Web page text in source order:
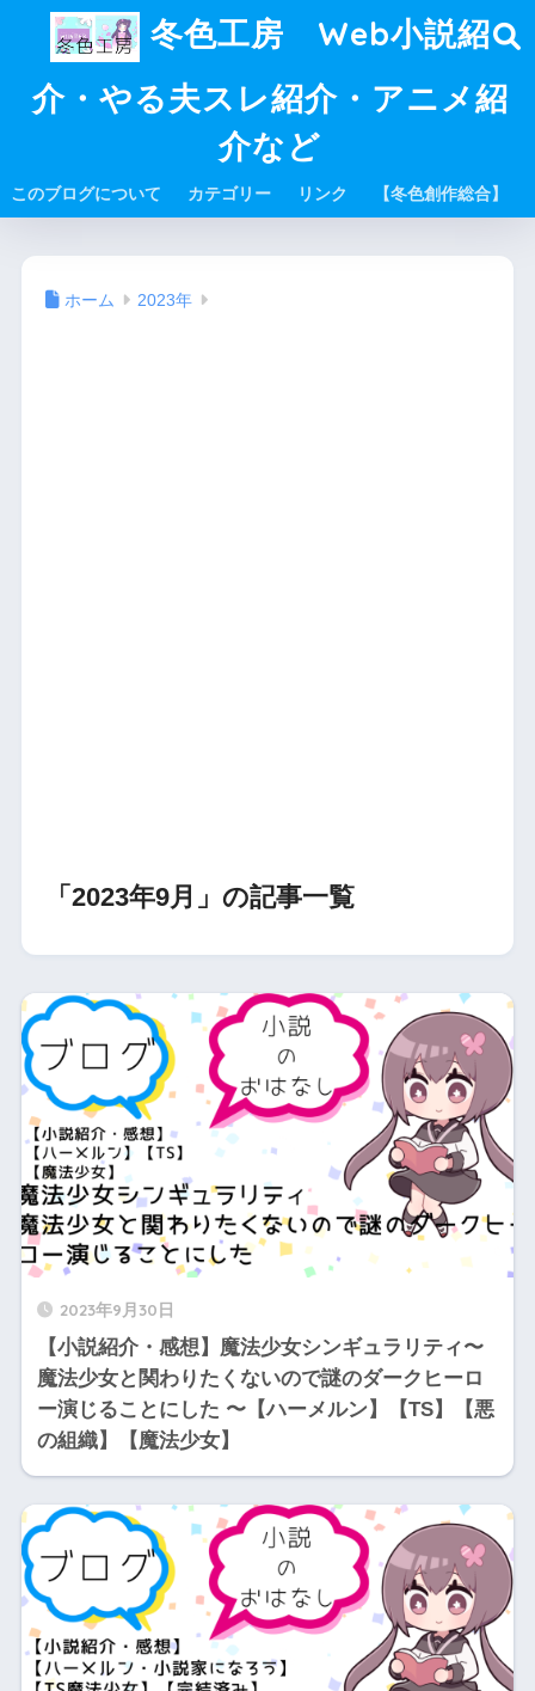
冬色工房 Web小説紹
介・やる夫スレ紹介・アニメ紹
介など
このブログについて カテゴリー リンク 【冬色創作総合】
ホーム 2023年
「2023年9月」の記事一覧
2023年9月30日
【小説紹介・感想】魔法少女シンギュラリティ〜
魔法少女と関わりたくないので謎のダークヒーロ
ー演じることにした 〜【ハーメルン】【TS】【悪
の組織】【魔法少女】